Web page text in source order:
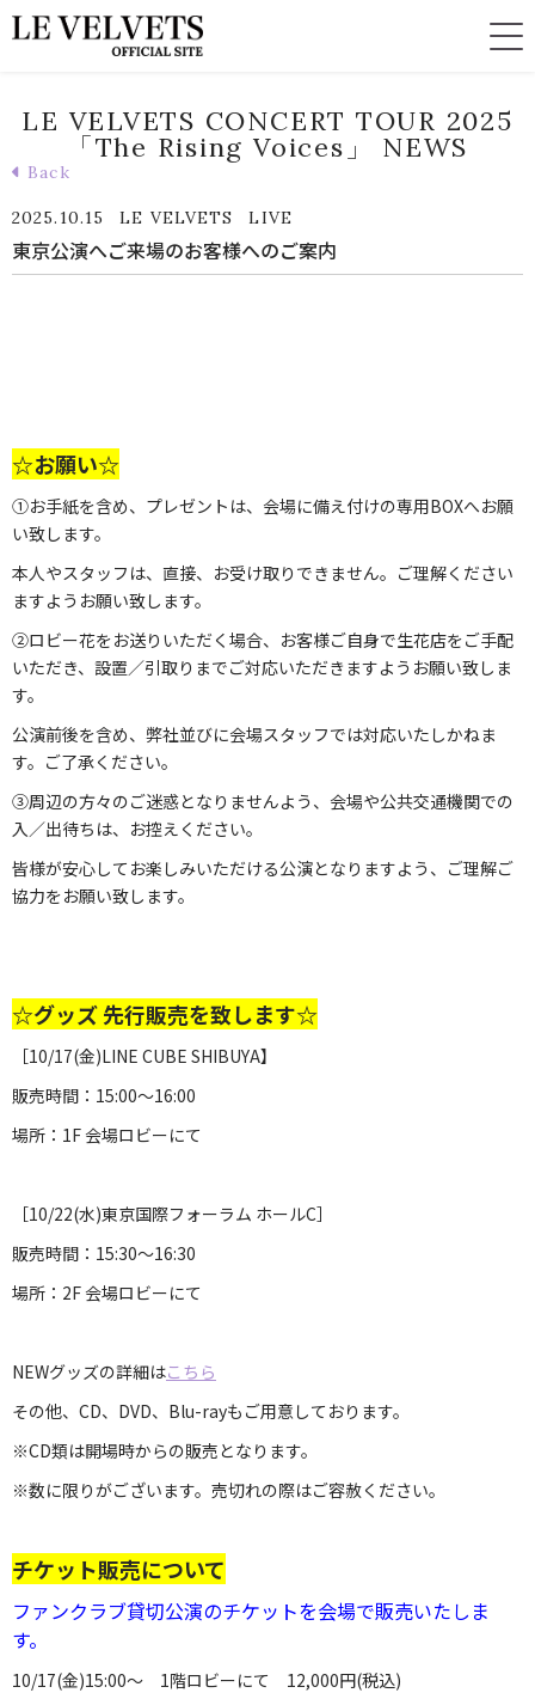
LE VELVETS CONCERT TOUR 2025
「The Rising Voices」 NEWS
Back
2025.10.15 LE VELVETS LIVE
東京公演へご来場のお客様へのご案内
☆お願い☆
①お手紙を含め、プレゼントは、会場に備え付けの専用BOXへお願
い致します。
本人やスタッフは、直接、お受け取りできません。ご理解ください
ますようお願い致します。
②ロビー花をお送りいただく場合、お客様ご自身で生花店をご手配
いただき、設置／引取りまでご対応いただきますようお願い致しま
す。
公演前後を含め、弊社並びに会場スタッフでは対応いたしかねま
す。ご了承ください。
③周辺の方々のご迷惑となりませんよう、会場や公共交通機関での
入／出待ちは、お控えください。
皆様が安心してお楽しみいただける公演となりますよう、ご理解ご
協力をお願い致します。
☆グッズ 先行販売を致します☆
［10/17(金)LINE CUBE SHIBUYA】
販売時間：15:00～16:00
場所：1F 会場ロビーにて
［10/22(水)東京国際フォーラム ホールC］
販売時間：15:30～16:30
場所：2F 会場ロビーにて
NEWグッズの詳細はこちら
その他、CD、DVD、Blu-rayもご用意しております。
※CD類は開場時からの販売となります。
※数に限りがございます。売切れの際はご容赦ください。
チケット販売について
ファンクラブ貸切公演のチケットを会場で販売いたしま
す。
10/17(金)15:00～ 1階ロビーにて 12,000円(税込)